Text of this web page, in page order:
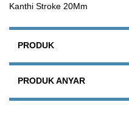
Kanthi Stroke 20Mm
PRODUK
PRODUK ANYAR